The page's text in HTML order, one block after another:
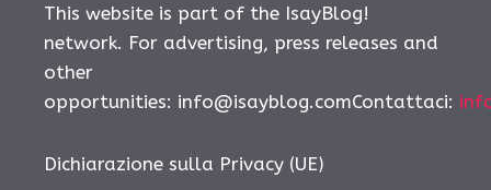
This website is part of the IsayBlog!
network. For advertising, press releases and
other
opportunities: info@isayblog.comContattaci:
Dichiarazione sulla Privacy (UE)